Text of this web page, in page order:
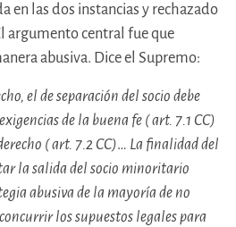
en las dos instancias y rechazado
argumento central fue que
abusiva. Dice el Supremo:
el de separación del socio debe
de la buena fe ( art. 7.1 CC)
( art. 7.2 CC)… La finalidad del
la salida del socio minoritario
abusiva de la mayoría de no
los supuestos legales para